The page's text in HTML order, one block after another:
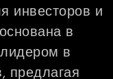
инвесторов и
в
в
предлагая